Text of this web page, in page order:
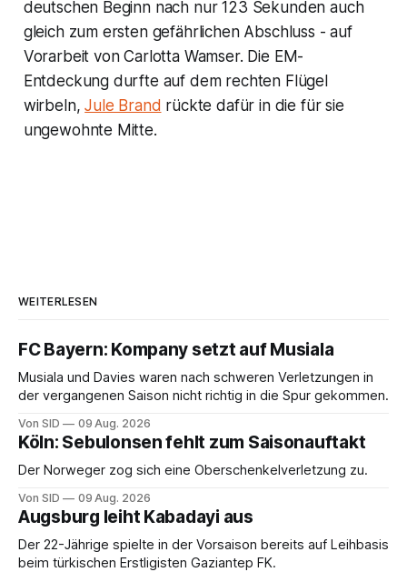
deutschen Beginn nach nur 123 Sekunden auch
gleich zum ersten gefährlichen Abschluss - auf
Vorarbeit von Carlotta Wamser. Die EM-
Entdeckung durfte auf dem rechten Flügel
wirbeln,Jule Brand rückte dafür in die für sie
ungewohnte Mitte.
WEITERLESEN
FC Bayern: Kompany setzt auf Musiala
Musiala und Davies waren nach schweren Verletzungen in
der vergangenen Saison nicht richtig in die Spur gekommen.
Von SID 09 Aug. 2026
Köln: Sebulonsen fehlt zum Saisonauftakt
Der Norweger zog sich eine Oberschenkelverletzung zu.
Von SID 09 Aug. 2026
Augsburg leiht Kabadayi aus
Der 22-Jährige spielte in der Vorsaison bereits auf Leihbasis
beim türkischen Erstligisten Gaziantep FK.